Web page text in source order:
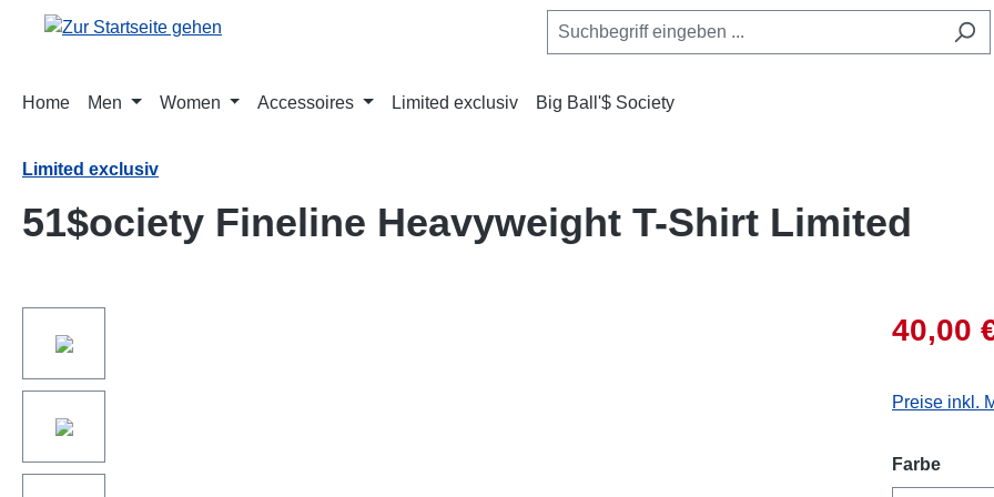
Zur Hauptnavigation springen
Home Men Women Accessoires Limited exclusiv Big Ball'$ Society
Limited exclusiv
51$ociety Fineline Heavyweight T-Shirt Limited
40,00
Preise inkl.
Farbe